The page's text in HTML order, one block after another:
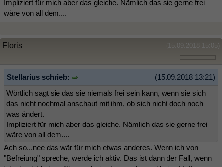
Impliziert für mich aber das gleiche. Nämlich das sie gerne frei
wäre von all dem....
(15.09.2018 15:05)
Floris
(15.09.2018 13:21)
Stellarius schrieb:
Wörtlich sagt sie das sie niemals frei sein kann, wenn sie sich
das nicht nochmal anschaut mit ihm, ob sich nicht doch noch
was ändert.
Impliziert für mich aber das gleiche. Nämlich das sie gerne frei
wäre von all dem....
Ach so...nee das wär für mich etwas anderes. Wenn ich von
"Befreiung" spreche, werde ich aktiv. Das ist dann der Fall, wenn